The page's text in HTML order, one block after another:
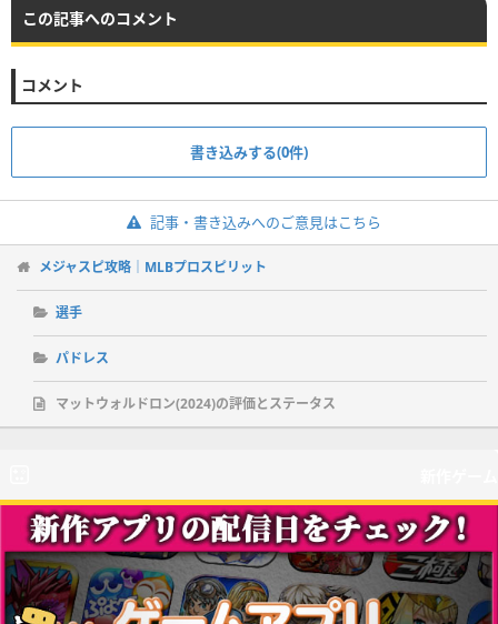
この記事へのコメント
コメント
書き込みする(0件)
記事・書き込みへのご意見はこちら
メジャスピ攻略｜MLBプロスピリット
選手
パドレス
マットウォルドロン(2024)の評価とステータス